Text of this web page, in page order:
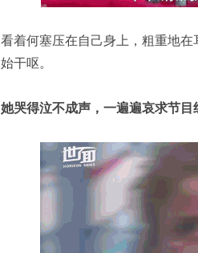
看着何塞压在自己身上，粗重地
始干呕。
她哭得泣不成声，一遍遍哀求节